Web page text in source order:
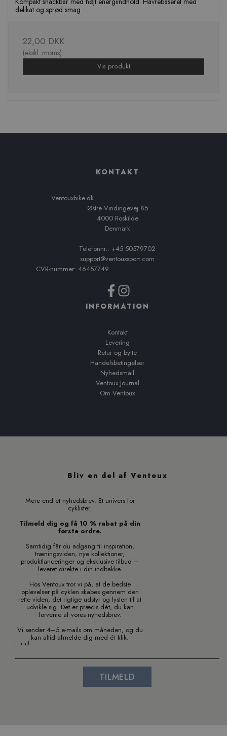
delikat og sprød smag
22,00 DKK
(ekskl. moms)
Vis produkt
KONTAKT
Ventouxbike.dk
Østre Vindingevej 85
4000 Roskilde
Denmark
Telefonnr.: +45 50579702
support@ventouxsport.com
CVR-nummer: 46457749
INFORMATION
Kontakt
Levering
Retur og bytte
Handelsbetingelser
Nyhedsmail
Ventoux Journal
Om Ventoux
Bliv en del af Ventoux
Mere end et nyhedsbrev. Et univers for
cyklister.
Tilmeld dig og få 10 % rabat på din
første ordre.
Samtidig får du adgang til inspiration,
træningsviden, nye kollektioner,
produktlanceringer og eksklusive tilbud –
leveret direkte i din indbakke.
Hos Ventoux tror vi på, at de bedste
oplevelser på cyklen skabes gennem den
rette viden, det rigtige udstyr og lysten til at
udvikle sig. Det er præcis dét, du kan
forvente af vores nyhedsbrev.
Vi sender 4–5 e-mails om måneden, og du
kan altid afmelde dig med ét klik.
E-mail